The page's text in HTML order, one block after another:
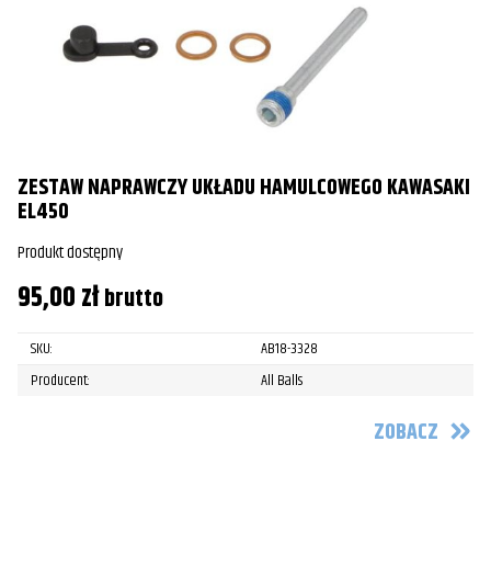
ZESTAW NAPRAWCZY UKŁADU HAMULCOWEGO KAWASAKI
EL450
Produkt dostępny
95,00złbrutto
SKU:
AB18-3328
Producent:
All Balls
ZOBACZ